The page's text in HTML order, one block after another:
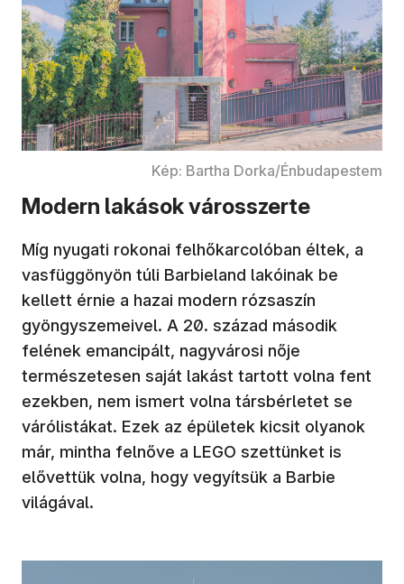
Kép: Bartha Dorka/Énbudapestem
Modern lakások városszerte
Míg nyugati rokonai felhőkarcolóban éltek, a
vasfüggönyön túli Barbieland lakóinak be
kellett érnie a hazai modern rózsaszín
gyöngyszemeivel. A 20. század második
felének emancipált, nagyvárosi nője
természetesen saját lakást tartott volna fent
ezekben, nem ismert volna társbérletet se
várólistákat. Ezek az épületek kicsit olyanok
már, mintha felnőve a LEGO szettünket is
elővettük volna, hogy vegyítsük a Barbie
világával.